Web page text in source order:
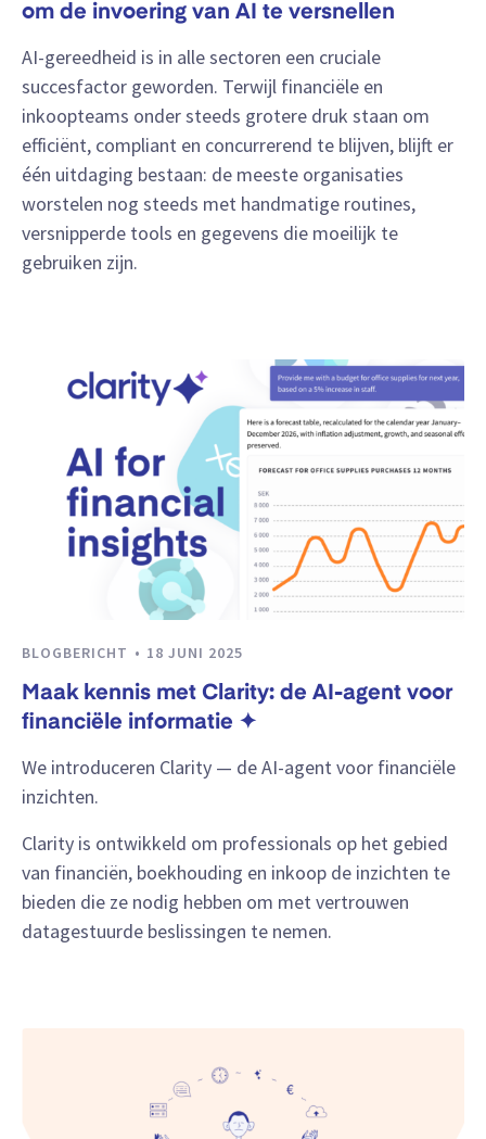
om de invoering van AI te versnellen
AI-gereedheid is in alle sectoren een cruciale
succesfactor geworden. Terwijl financiële en
inkoopteams onder steeds grotere druk staan om
efficiënt, compliant en concurrerend te blijven, blijft er
één uitdaging bestaan: de meeste organisaties
worstelen nog steeds met handmatige routines,
versnipperde tools en gegevens die moeilijk te
gebruiken zijn.
BLOGBERICHT 18 JUNI 2025
Maak kennis met Clarity: de AI-agent voor
financiële informatie ✦
We introduceren Clarity — de AI-agent voor financiële
inzichten.
Clarity is ontwikkeld om professionals op het gebied
van financiën, boekhouding en inkoop de inzichten te
bieden die ze nodig hebben om met vertrouwen
datagestuurde beslissingen te nemen.